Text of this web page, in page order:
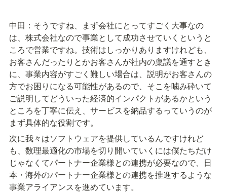
中田：そうですね、まず会社にとってすごく大事なの
は、株式会社なので事業として成功させていくというと
ころで営業ですね。技術はしっかりありますけれども、
お客さんだったりとかお客さんが社内の稟議を通すとき
に、事業内容がすごく難しい場合は、説明がお客さんの
方でお困りになる可能性があるので、そこを噛み砕いて
ご説明してどういった経済的インパクトがあるかという
ところを丁寧に伝え、サービスを納品するっていうのが
まず具体的な役割です。
次に我々はソフトウェアを提供しているんですけれど
も、数理最適化の市場を切り開いていくには僕たちだけ
じゃなくてパートナー企業様との連携が必要なので、日
本・海外のパートナー企業様との連携を推進するような
事業アライアンスを進めています。